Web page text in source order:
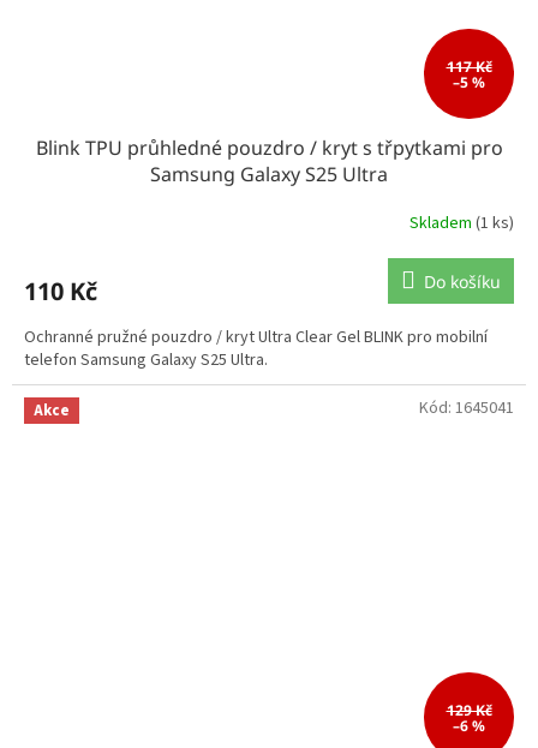
117 Kč
–5 %
Blink TPU průhledné pouzdro / kryt s třpytkami pro
Samsung Galaxy S25 Ultra
Skladem (1 ks)
110 Kč Do košíku
Ochranné pružné pouzdro / kryt Ultra Clear Gel BLINK pro mobilní
telefon Samsung Galaxy S25 Ultra.
Akce
129 Kč
–6 %
Kód: 1645041